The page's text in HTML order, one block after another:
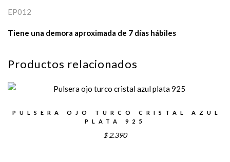
EP012
Tiene una demora aproximada de 7 días hábiles
Productos relacionados
PULSERA OJO TURCO CRISTAL AZUL
PLATA 925
$ 2.390